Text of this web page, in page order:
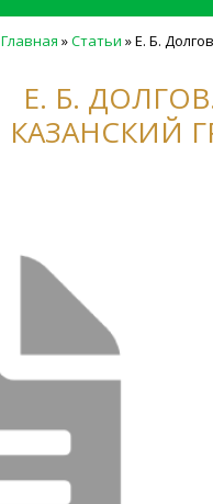
Главная »Статьи »Е. Б.
Е. Б.
КАЗАНСКИЙ